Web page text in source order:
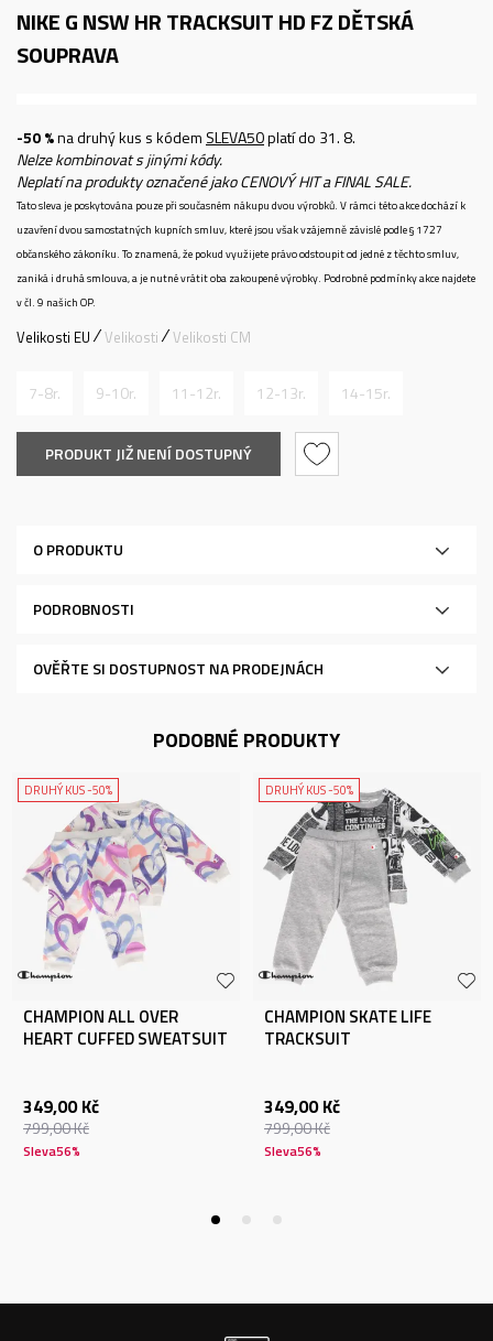
NIKE G NSW HR TRACKSUIT HD FZDĚTSKÁ
SOUPRAVA
-50 %na druhý kus s kódem SLEVA50platí do 31. 8.
Nelze kombinovat s jinými kódy.
Neplatí na produkty označené jako CENOVÝ HIT a FINAL SALE.
Tato sleva je poskytována pouze při současném nákupu dvou výrobků. V rámci této akce dochází k
uzavření dvou samostatných kupních smluv, které jsou však vzájemně závislé podle § 1727
občanského zákoníku. To znamená, že pokud využijete právo odstoupit od jedné z těchto smluv,
zaniká i druhá smlouva, a je nutné vrátit oba zakoupené výrobky. Podrobné podmínky akce najdete
v čl. 9 našich OP.
Velikosti EU Velikosti Velikosti CM
7-8r. 9-10r. 11-12r. 12-13r. 14-15r.
PRODUKT JIŽ NENÍ DOSTUPNÝ
O PRODUKTU
PODROBNOSTI
OVĚŘTE SI DOSTUPNOST NA PRODEJNÁCH
PODOBNÉ PRODUKTY
DRUHÝ KUS -50%
CHAMPION ALL OVER
HEART CUFFED SWEATSUIT
349,00 Kč
799,00Kč
Sleva56%
DRUHÝ KUS -50%
CHAMPION SKATE LIFE
TRACKSUIT
349,00 Kč
799,00Kč
Sleva56%